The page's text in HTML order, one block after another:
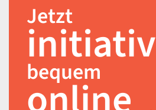
Jetzt
initiativ
bequem